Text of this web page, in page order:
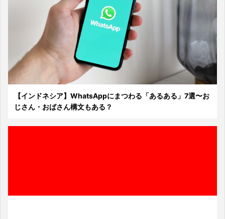
【インドネシア】WhatsAppにまつわる「あるある」7選〜お
じさん・おばさん構文もある？